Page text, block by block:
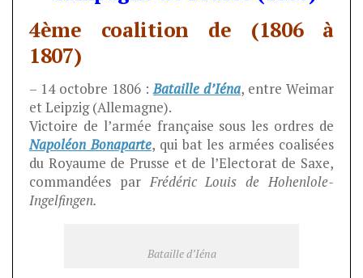
4ème coalition de (1806 à
1807)
– 14 octobre 1806 :Bataille d’Iéna, entre Weimar
et Leipzig (Allemagne).
Victoire de l’armée française sous les ordres de
Napoléon Bonaparte, qui bat les armées coalisées
du Royaume de Prusse et de l’Electorat de Saxe,
commandées parFrédéric Louis de Hohenlole-
Ingelfingen.
Bataille d’Iéna